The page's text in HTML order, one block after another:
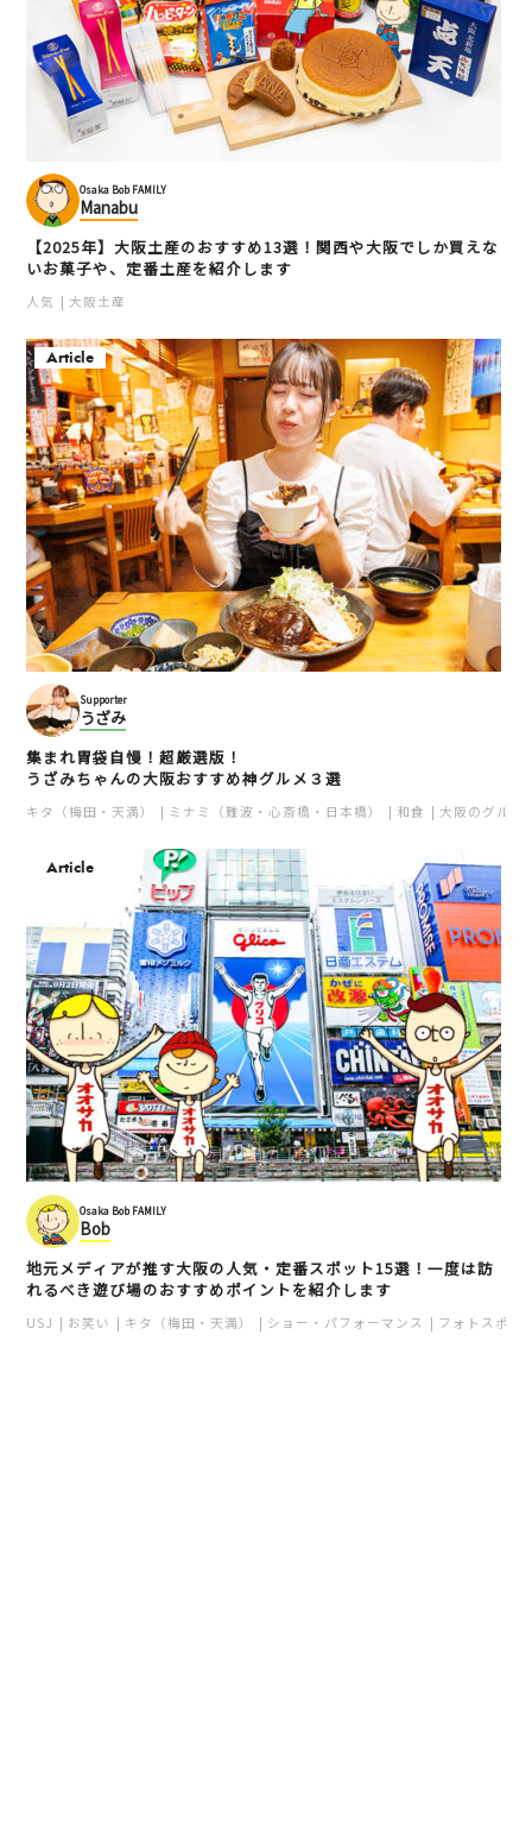
Osaka Bob FAMILY
Manabu
【2025年】大阪土産のおすすめ13選！関西や大阪でしか買えな
いお菓子や、定番土産を紹介します
人気 大阪土産
Article
Supporter
うざみ
集まれ胃袋自慢！超厳選版！
うざみちゃんの大阪おすすめ神グルメ３選
キタ（梅田・天満） ミナミ（難波・心斎橋・日本橋） 和食 大阪のグルメ
Article
Osaka Bob FAMILY
Bob
地元メディアが推す大阪の人気・定番スポット15選！一度は訪
れるべき遊び場のおすすめポイントを紹介します
USJ お笑い キタ（梅田・天満） ショー・パフォーマンス フォトスポッ